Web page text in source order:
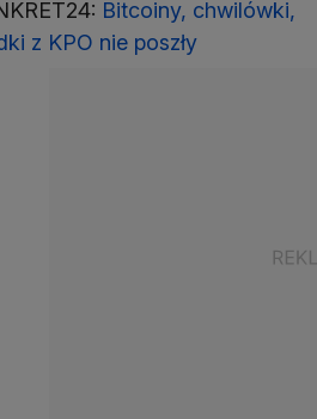
Bitcoiny, chwilówki,
z KPO nie poszły